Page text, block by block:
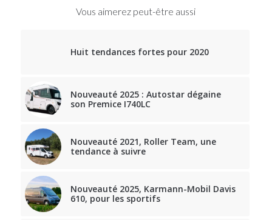
Vous aimerez peut-être aussi
Huit tendances fortes pour 2020
Nouveauté 2025 : Autostar dégaine
son Premice I740LC
Nouveauté 2021, Roller Team, une
tendance à suivre
Nouveauté 2025, Karmann-Mobil Davis
610, pour les sportifs